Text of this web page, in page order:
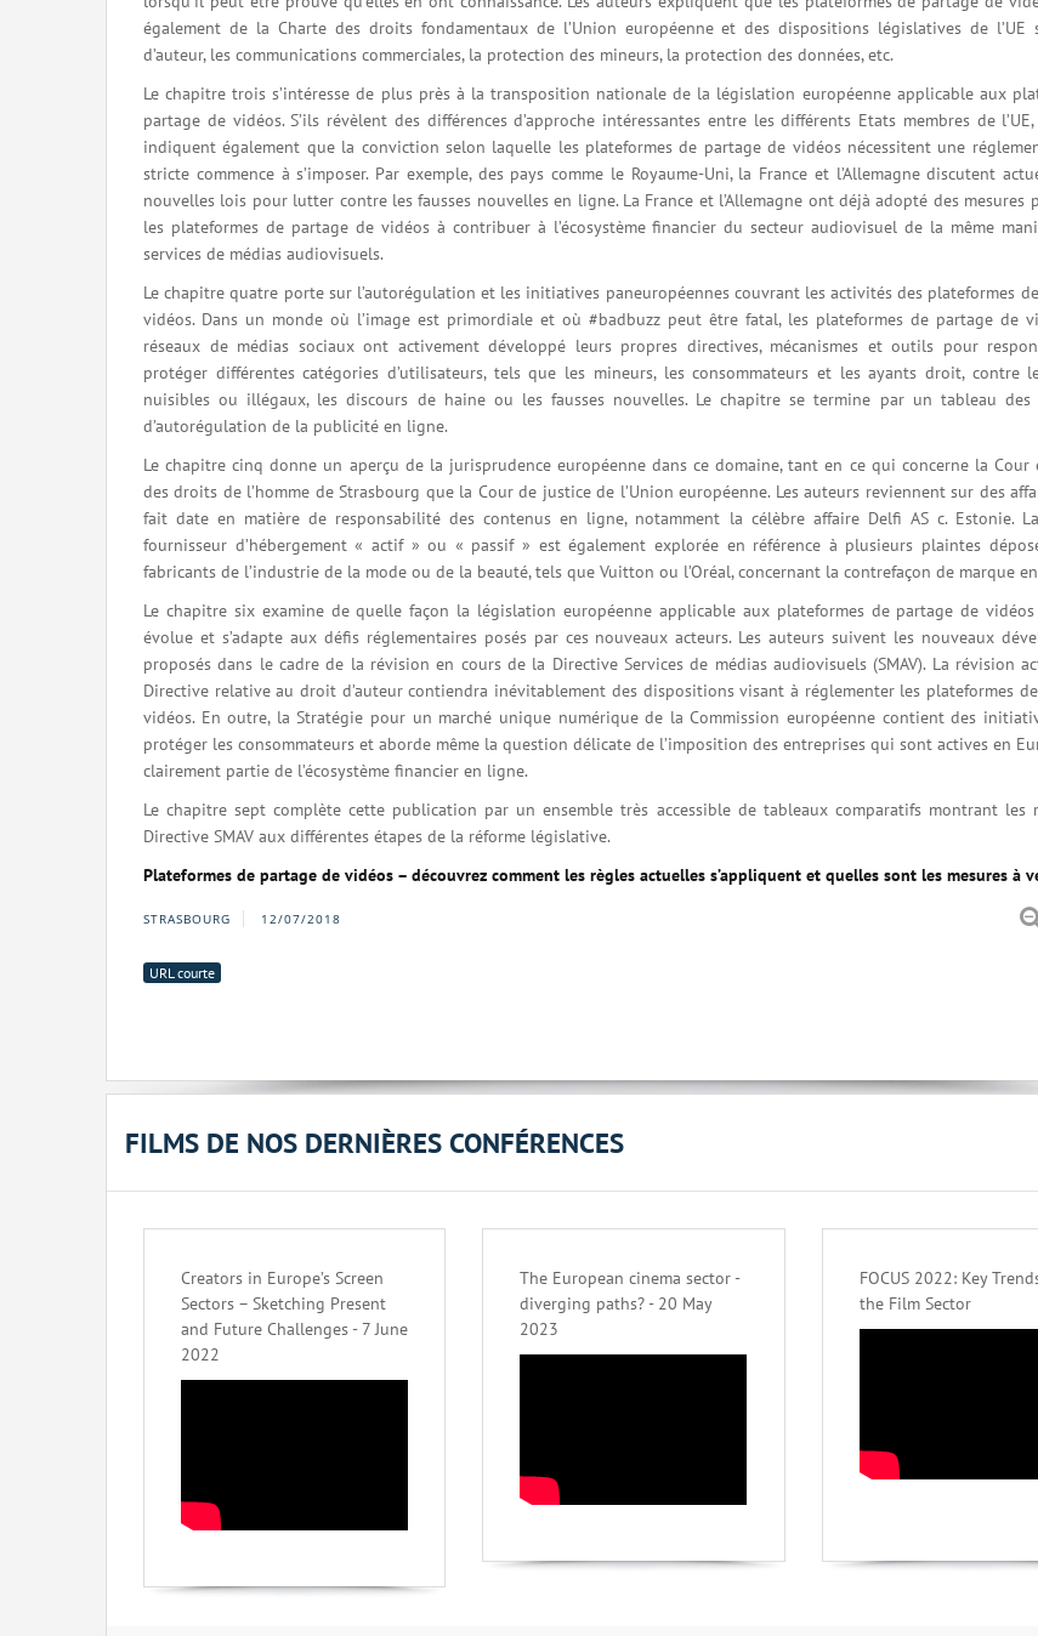
également de la Charte des droits fondamentaux de l’Union européenne et des dispositions législatives de
d’auteur, les communications commerciales, la protection des mineurs, la protection des données, etc.
Le chapitre trois s’intéresse de plus près à la transposition nationale de la législation européenne applicable aux
partage de vidéos. S’ils révèlent des différences d’approche intéressantes entre les différents Etats membres de
indiquent également que la conviction selon laquelle les plateformes de partage de vidéos nécessitent une
stricte commence à s’imposer. Par exemple, des pays comme le Royaume-Uni, la France et l’Allemagne discutent
nouvelles lois pour lutter contre les fausses nouvelles en ligne. La France et l’Allemagne ont déjà adopté des mesures
les plateformes de partage de vidéos à contribuer à l’écosystème financier du secteur audiovisuel de la même
services de médias audiovisuels.
Le chapitre quatre porte sur l’autorégulation et les initiatives paneuropéennes couvrant les activités des plateformes
vidéos. Dans un monde où l’image est primordiale et où #badbuzz peut être fatal, les plateformes de partage de
réseaux de médias sociaux ont activement développé leurs propres directives, mécanismes et outils pour
protéger différentes catégories d’utilisateurs, tels que les mineurs, les consommateurs et les ayants droit, contre
nuisibles ou illégaux, les discours de haine ou les fausses nouvelles. Le chapitre se termine par un tableau des
d’autorégulation de la publicité en ligne.
Le chapitre cinq donne un aperçu de la jurisprudence européenne dans ce domaine, tant en ce qui concerne la Cour
des droits de l’homme de Strasbourg que la Cour de justice de l’Union européenne. Les auteurs reviennent sur des
fait date en matière de responsabilité des contenus en ligne, notamment la célèbre affaire Delfi AS c. Estonie.
fournisseur d’hébergement « actif » ou « passif » est également explorée en référence à plusieurs plaintes
fabricants de l’industrie de la mode ou de la beauté, tels que Vuitton ou l’Oréal, concernant la contrefaçon de marque
Le chapitre six examine de quelle façon la législation européenne applicable aux plateformes de partage de
évolue et s’adapte aux défis réglementaires posés par ces nouveaux acteurs. Les auteurs suivent les nouveaux
proposés dans le cadre de la révision en cours de la Directive Services de médias audiovisuels (SMAV). La révision
Directive relative au droit d’auteur contiendra inévitablement des dispositions visant à réglementer les plateformes
vidéos. En outre, la Stratégie pour un marché unique numérique de la Commission européenne contient des
protéger les consommateurs et aborde même la question délicate de l’imposition des entreprises qui sont actives en
clairement partie de l’écosystème financier en ligne.
Le chapitre sept complète cette publication par un ensemble très accessible de tableaux comparatifs montrant les
Directive SMAV aux différentes étapes de la réforme législative.
Plateformes de partage de vidéos – découvrez comment les règles actuelles s’appliquent et quelles sont les mesures à
STRASBOURG 12/07/2018
URL courte
FILMS DE NOS DERNIÈRES CONFÉRENCES
Creators in Europe’s Screen
Sectors – Sketching Present
and Future Challenges - 7 June
2022
The European cinema sector -
diverging paths? - 20 May
2023
FOCUS 2022: Key
the Film Sector